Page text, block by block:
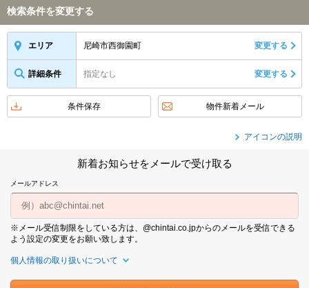
検索条件を変更する
エリア 尼崎市西御園町 変更する
詳細条件 指定なし 変更する
条件保存 物件新着メール
アイコンの説明
新着お知らせをメールで受け取る
メールアドレス
※メール受信制限をしている方は、@chintai.co.jpからのメールを受信できる
よう設定の変更をお願い致します。
個人情報の取り扱いについて